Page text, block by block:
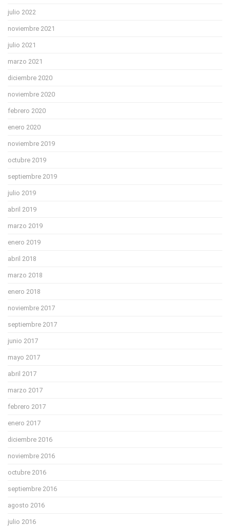
julio 2022
noviembre 2021
julio 2021
marzo 2021
diciembre 2020
noviembre 2020
febrero 2020
enero 2020
noviembre 2019
octubre 2019
septiembre 2019
julio 2019
abril 2019
marzo 2019
enero 2019
abril 2018
marzo 2018
enero 2018
noviembre 2017
septiembre 2017
junio 2017
mayo 2017
abril 2017
marzo 2017
febrero 2017
enero 2017
diciembre 2016
noviembre 2016
octubre 2016
septiembre 2016
agosto 2016
julio 2016